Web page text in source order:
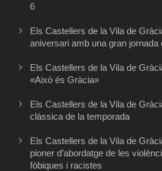
6
Els Castellers de la Vila de
aniversari amb una gran jornada
Els Castellers de la Vila de
«Això és Gràcia»
Els Castellers de la Vila de
clàssica de la temporada
Els Castellers de la Vila de
pioner d’abordatge de les
fòbiques i racistes